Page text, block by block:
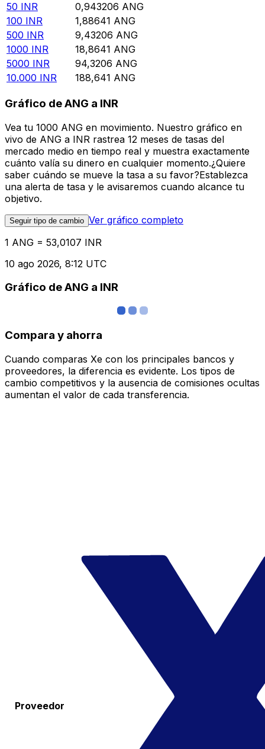
50 INR 0,943206 ANG
100 INR 1,88641 ANG
500 INR 9,43206 ANG
1000 INR 18,8641 ANG
5000 INR 94,3206 ANG
10.000 INR 188,641 ANG
Gráfico de ANG a INR
Vea tu 1000 ANG en movimiento. Nuestro gráfico en
vivo de ANG a INR rastrea 12 meses de tasas del
mercado medio en tiempo real y muestra exactamente
cuánto valía su dinero en cualquier momento.¿Quiere
saber cuándo se mueve la tasa a su favor?Establezca
una alerta de tasa y le avisaremos cuando alcance tu
objetivo.
Seguir tipo de cambio Ver gráfico completo
1 ANG = 53,0107 INR
10 ago 2026, 8:12 UTC
Gráfico de ANG a INR
Compara y ahorra
Cuando comparas Xe con los principales bancos y
proveedores, la diferencia es evidente. Los tipos de
cambio competitivos y la ausencia de comisiones ocultas
aumentan el valor de cada transferencia.
Proveedor